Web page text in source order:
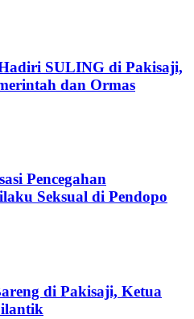
SULING di Pakisaji,
dan Ormas
Pencegahan
Seksual di Pendopo
di Pakisaji, Ketua